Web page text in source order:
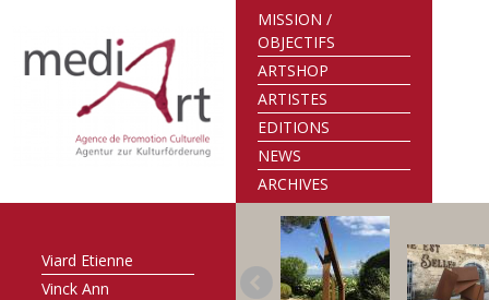
MISSION /
OBJECTIFS
ARTSHOP
ARTISTES
EDITIONS
NEWS
ARCHIVES
Stein Maggy
Strainchamps
Armand
Svea Metzdorf Birte
Szönye Piroska
Turk-Gaillot Marie-
Viard Etienne
Vinck Ann